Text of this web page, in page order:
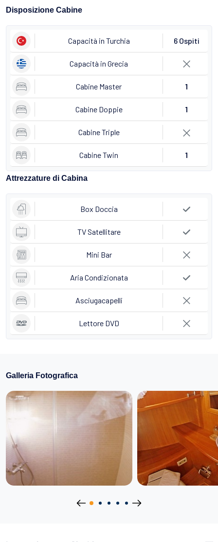
Disposizione Cabine
Capacità in Turchia 6 Ospiti
Capacità in Grecia
Cabine Master 1
Cabine Doppie 1
Cabine Triple
Cabine Twin 1
Attrezzature di Cabina
Box Doccia
TV Satellitare
Mini Bar
Aria Condizionata
Asciugacapelli
Lettore DVD
Galleria Fotografica